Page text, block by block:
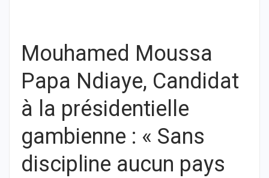
Mouhamed Moussa
Papa Ndiaye, Candidat
à la présidentielle
gambienne : « Sans
discipline aucun pays